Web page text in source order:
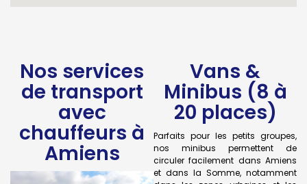
Nos services
de transport
avec
chauffeurs à
Amiens
Vans &
Minibus (8 à
20 places)
Parfaits pour les petits groupes,
nos minibus permettent de
circuler facilement dans Amiens
et dans la Somme, notamment